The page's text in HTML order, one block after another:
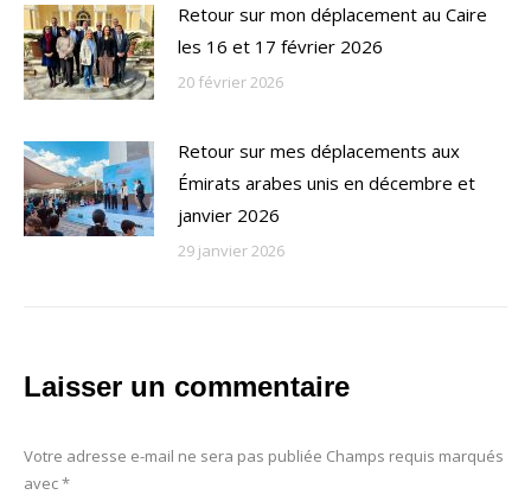
Retour sur mon déplacement au Caire
les 16 et 17 février 2026
20 février 2026
Retour sur mes déplacements aux
Émirats arabes unis en décembre et
janvier 2026
29 janvier 2026
Laisser un commentaire
Votre adresse e-mail ne sera pas publiée Champs requis marqués
avec*